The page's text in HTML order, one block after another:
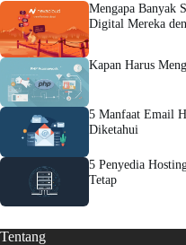
Mengapa Banyak
Digital Mereka
Kapan Harus
5 Manfaat Email
Diketahui
5 Penyedia
Tetap
Tentang